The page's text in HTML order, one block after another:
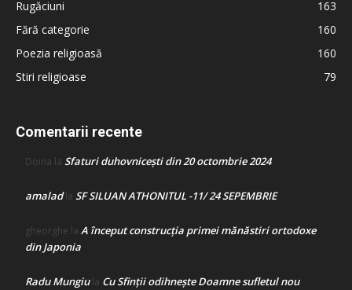
Rugăciuni
163
Fără categorie
160
Poezia religioasă
160
Stiri religioase
79
Comentarii recente
Doina la Sfaturi duhovnicești din 20 octombrie 2024
amaladla SF SILUAN ATHONITUL -11/ 24 SEPEMBRIE
gheorghe la A început construcţia primei mănăstiri ortodoxe
din Japonia
Radu Mungiula Cu Sfinții odihnește Doamne sufletul nou